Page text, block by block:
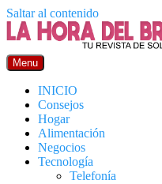
Saltar al contenido
Menu
INICIO
Consejos
Hogar
Alimentación
Negocios
Tecnología
Telefonía